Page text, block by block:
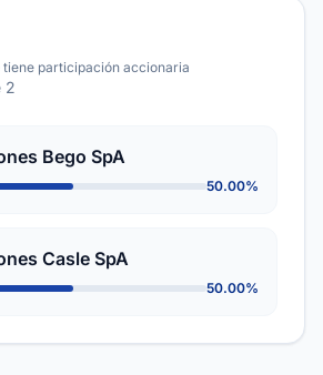
tiene participación accionaria
2
Bego SpA
50.00%
Casle SpA
50.00%